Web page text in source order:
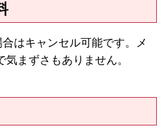
はキャンセル可能です。メ
まずさもありません。